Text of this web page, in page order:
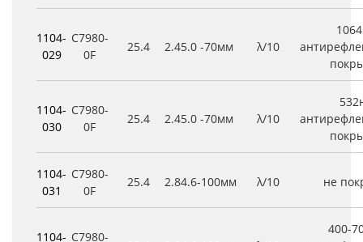
1104-
029
C7980-
0F
25.4 2.45.0 -70мм λ/10
1104-
030
C7980-
0F
25.4 2.45.0 -70мм λ/10
1104-
031
C7980-
0F
25.4 2.84.6-100мм λ/10 не
1104- C7980-
400-